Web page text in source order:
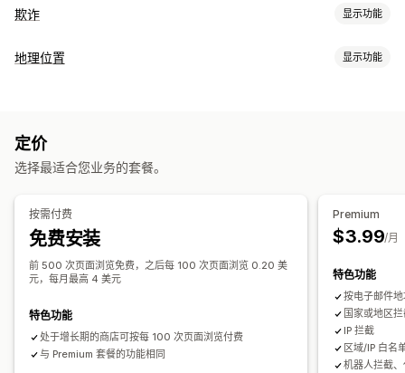
欺诈 显示功能
欺诈类型
自动取消
垃圾邮件阻止 机器人检测
可疑活动
地理位置 显示功能
本地化设置
国家/地区选择器
定价
选择最适合您业务的套餐。
按需付费
免费安装
前 500 次页面浏览免费，之后每 100 次页面浏览 0.20 美
元，每月最高 4 美元
特色功能
处于增长期的商店可按每 100 次页面浏览付费
与 Premium 套餐的功能相同
Premium
$3.99/月
特色功能
按电子邮件
国家或地区
IP 拦截
区域/IP 白名
机器人拦截